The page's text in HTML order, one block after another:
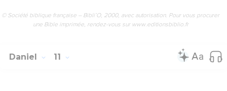
© Société biblique française – Bibli’O, 2000, avec autorisation. Pour vous procurer
une Bible imprimée, rendez-vous sur www.editionsbiblio.fr
Daniel 11